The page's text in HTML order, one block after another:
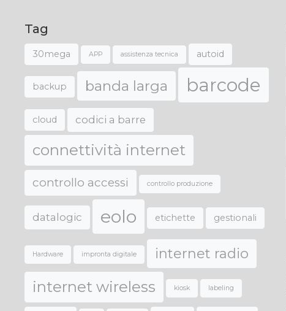
Tag
30mega APP assistenza tecnica autoid
backup banda larga barcode
cloud codici a barre
connettività internet
controllo accessi controllo produzione
datalogic eolo etichette gestionali
Hardware impronta digitale internet radio
internet wireless kiosk labeling